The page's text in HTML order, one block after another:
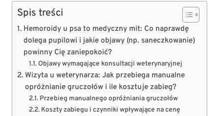
Spis treści
Hemoroidy u psa to medyczny mit: Co naprawdę
dolega pupilowi i jakie objawy (np. saneczkowanie)
powinny Cię zaniepokoić?
Objawy wymagające konsultacji weterynaryjnej
Wizyta u weterynarza: Jak przebiega manualne
opróżnianie gruczołów i ile kosztuje zabieg?
Przebieg manualnego opróżniania gruczołów
Koszty zabiegu i czynniki wpływające na cenę